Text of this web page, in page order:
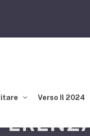
Verso Il 2024